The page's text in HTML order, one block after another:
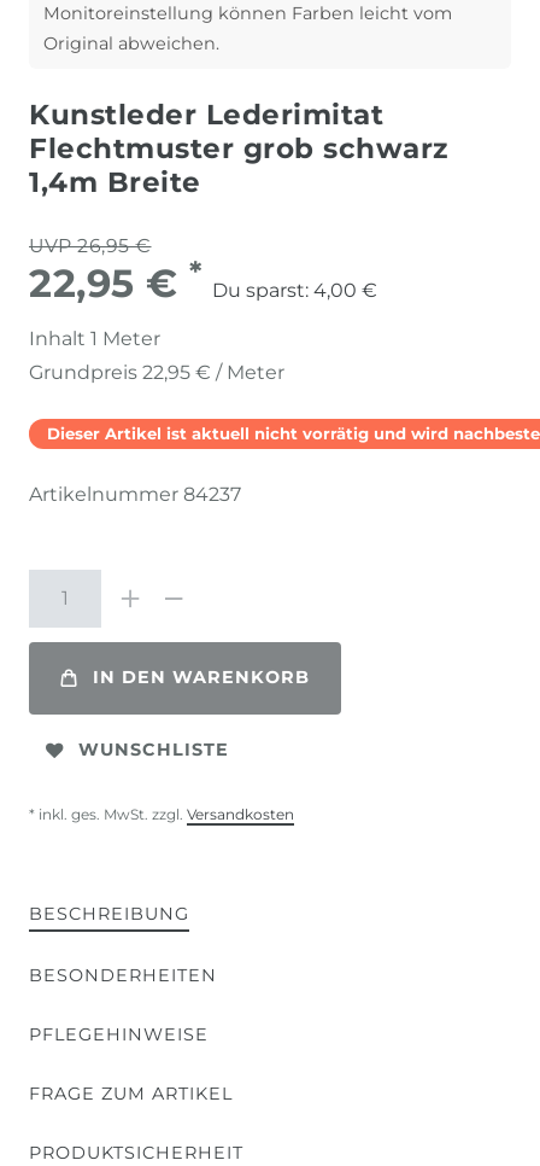
Monitoreinstellung können Farben leicht vom
Original abweichen.
Kunstleder Lederimitat
Flechtmuster grob schwarz
1,4m Breite
UVP 26,95 €
22,95 € *
Du sparst: 4,00 €
Inhalt 1 Meter
Grundpreis 22,95 € / Meter
Dieser Artikel ist aktuell nicht vorrätig und wird
Artikelnummer 84237
IN DEN WARENKORB
WUNSCHLISTE
* inkl. ges. MwSt. zzgl. Versandkosten
BESCHREIBUNG
BESONDERHEITEN
PFLEGEHINWEISE
FRAGE ZUM ARTIKEL
PRODUKTSICHERHEIT